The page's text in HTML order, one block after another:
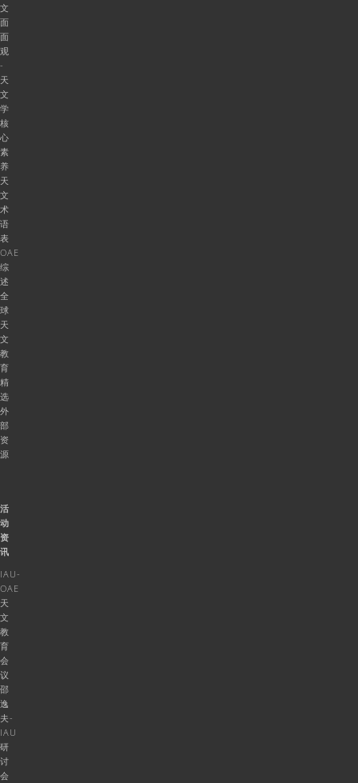
文
面
面
观
-
天
文
学
核
心
素
养
天
文
术
语
表
OAE
综
述
全
球
天
文
教
育
精
选
外
部
资
源
活
动
资
讯
IAU-
OAE
天
文
教
育
会
议
邵
逸
夫-
IAU
研
讨
会